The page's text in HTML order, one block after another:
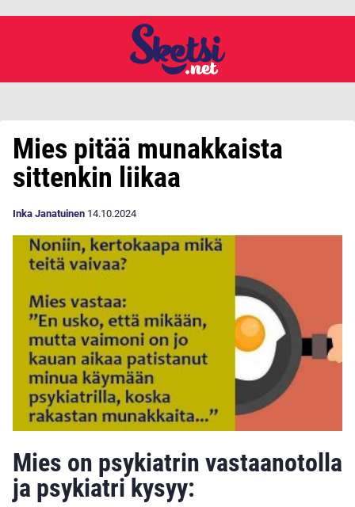
Mies pitää munakkaista
sittenkin liikaa
Inka Janatuinen 14.10.2024
Mies on psykiatrin vastaanotolla
ja psykiatri kysyy: